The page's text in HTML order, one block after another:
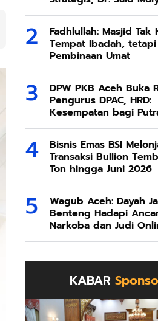
Memenuhi Kriteria
Fadhlullah: Masjid Tak
Tempat Ibadah, tetapi
Pembinaan Umat
DPW PKB Aceh Buka
Pengurus DPAC, HRD:
Kesempatan bagi
Terbaik Aceh
Bisnis Emas BSI
Transaksi Bullion
Ton hingga Juni 2026
Wagub Aceh: Dayah
Benteng Hadapi
Narkoba dan Judi
KABAR